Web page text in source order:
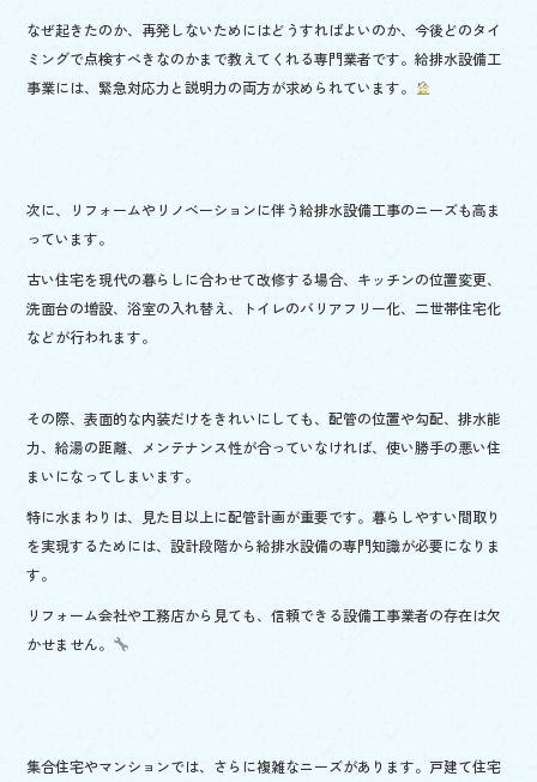
なぜ起きたのか、再発しないためにはどうすればよいのか、今後どのタイ
ミングで点検すべきなのかまで教えてくれる専門業者です。給排水設備工
事業には、緊急対応力と説明力の両方が求められています。
次に、リフォームやリノベーションに伴う給排水設備工事のニーズも高ま
っています。
古い住宅を現代の暮らしに合わせて改修する場合、キッチンの位置変更、
洗面台の増設、浴室の入れ替え、トイレのバリアフリー化、二世帯住宅化
などが行われます。
その際、表面的な内装だけをきれいにしても、配管の位置や勾配、排水能
力、給湯の距離、メンテナンス性が合っていなければ、使い勝手の悪い住
まいになってしまいます。
特に水まわりは、見た目以上に配管計画が重要です。暮らしやすい間取り
を実現するためには、設計段階から給排水設備の専門知識が必要になりま
す。
リフォーム会社や工務店から見ても、信頼できる設備工事業者の存在は欠
かせません。
集合住宅やマンションでは、さらに複雑なニーズがあります。戸建て住宅